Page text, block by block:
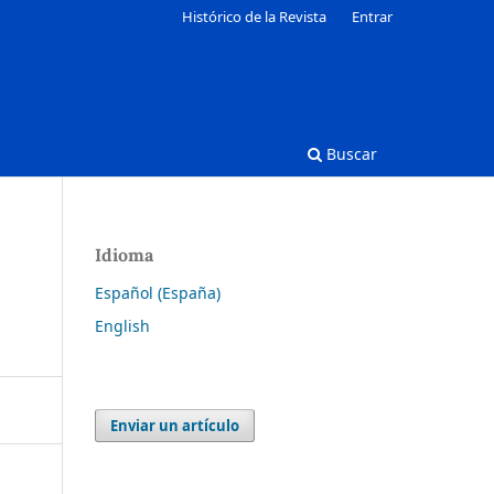
Buscar
Histórico de la Revista Entrar
Idioma
Español (España)
English
Enviar un artículo